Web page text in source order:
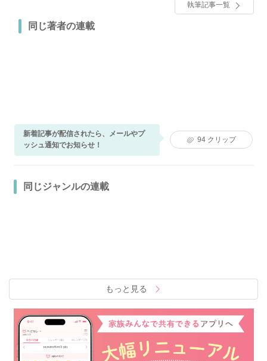
執筆記事一覧
同じ著者の連載
新着記事が配信されたら、メールやプ
ッシュ通知でお知らせ！
94クリップ
同じジャンルの連載
もっと見る